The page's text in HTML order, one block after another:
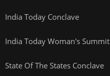
India Today Conclave
India Today Woman's Summit
State Of The States Conclave